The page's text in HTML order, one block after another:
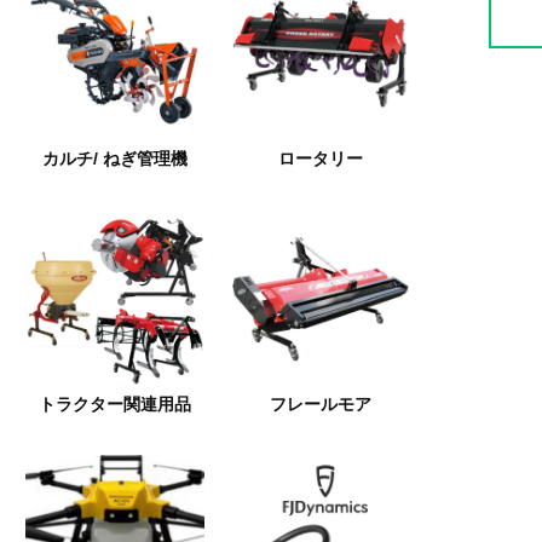
カルチ/ ねぎ管理機 ロータリー
トラクター関連用品 フレールモア